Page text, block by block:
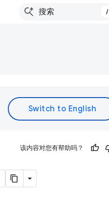
/
该内容对您有帮助吗？